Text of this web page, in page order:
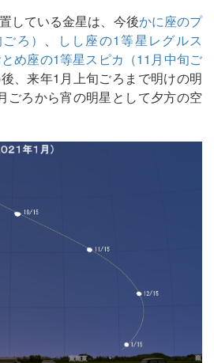
している金星は、今後かに座のプ
ろ） 、
しし座の1等星レグルス
め座の1等星スピカ（11月中旬ご
、来年1月上旬ごろまで明けの明
ごろから宵の明星として夕方の空